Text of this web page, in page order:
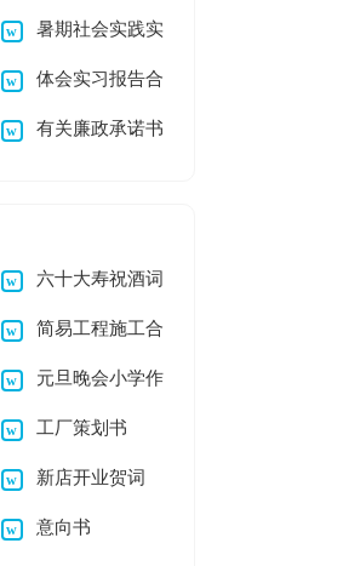
全承诺书三篇
暑期社会实践实
习报告合集8篇
体会实习报告合
集六篇有关廉政承诺书
六十大寿祝酒词
简易工程施工合
同 元旦晚会小学作
文 工厂策划书
新店开业贺词
意向书